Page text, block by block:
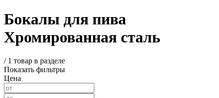
Бокалы для пива
Хромированная сталь
/ 1 товар в разделе
Показать фильтры
Цена